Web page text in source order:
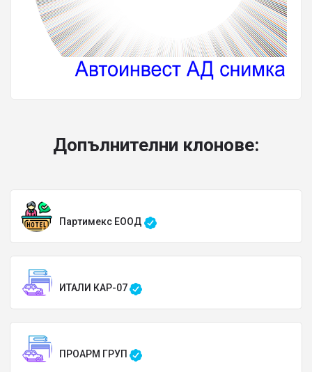
Допълнителни клонове:
Партимекс ЕООД
ИТАЛИ КАР-07
ПРОАРМ ГРУП